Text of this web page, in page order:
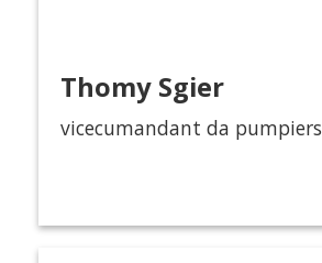
Thomy Sgier
vicecumandant da pumpiers